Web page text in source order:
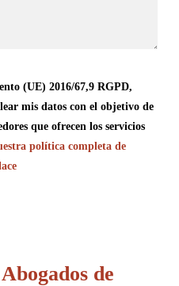
(UE) 2016/67,9 RGPD,
mis datos con el objetivo de
que ofrecen los servicios
política completa de
de